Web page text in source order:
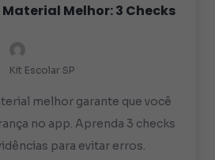
Melhor: 3 Checks
Kit Escolar SP
melhor garante que você
no app. Aprenda 3 checks
para evitar erros.